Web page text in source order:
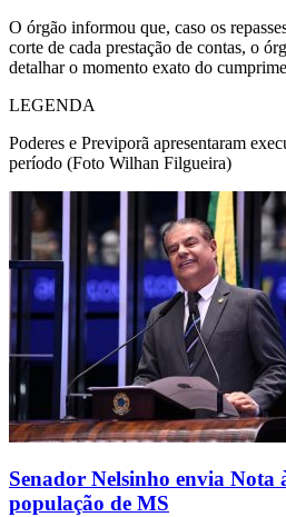
O órgão informou que, caso os
corte de cada prestação de contas, o
detalhar o momento exato do
LEGENDA
Poderes e Previporã apresentaram
período (Foto Wilhan Filgueira)
Senador Nelsinho envia Nota
população de MS